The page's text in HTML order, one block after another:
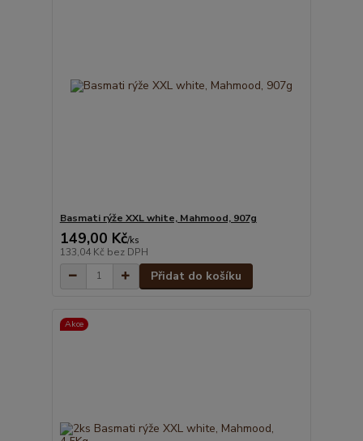
Basmati rýže XXL white, Mahmood, 907g
149,00 Kč/ks
133,04 Kč bez DPH
Přidat do košíku
Akce